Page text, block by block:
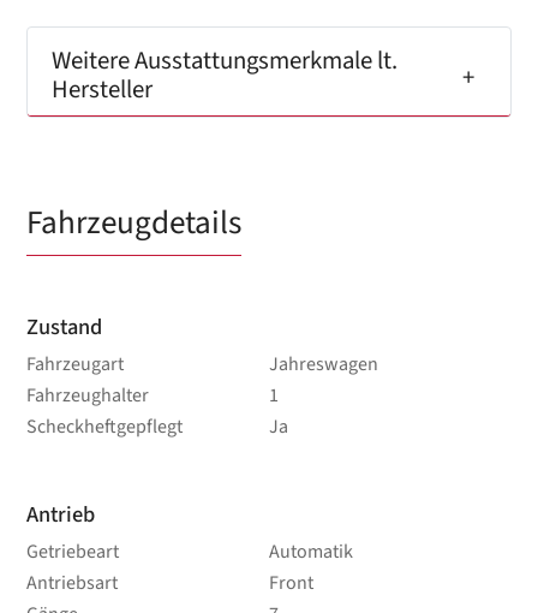
Weitere Ausstattungsmerkmale lt.
Hersteller
Fahrzeugdetails
Zustand
Fahrzeugart
Jahreswagen
Fahrzeughalter
1
Scheckheftgepflegt
Ja
Antrieb
Getriebeart
Automatik
Antriebsart
Front